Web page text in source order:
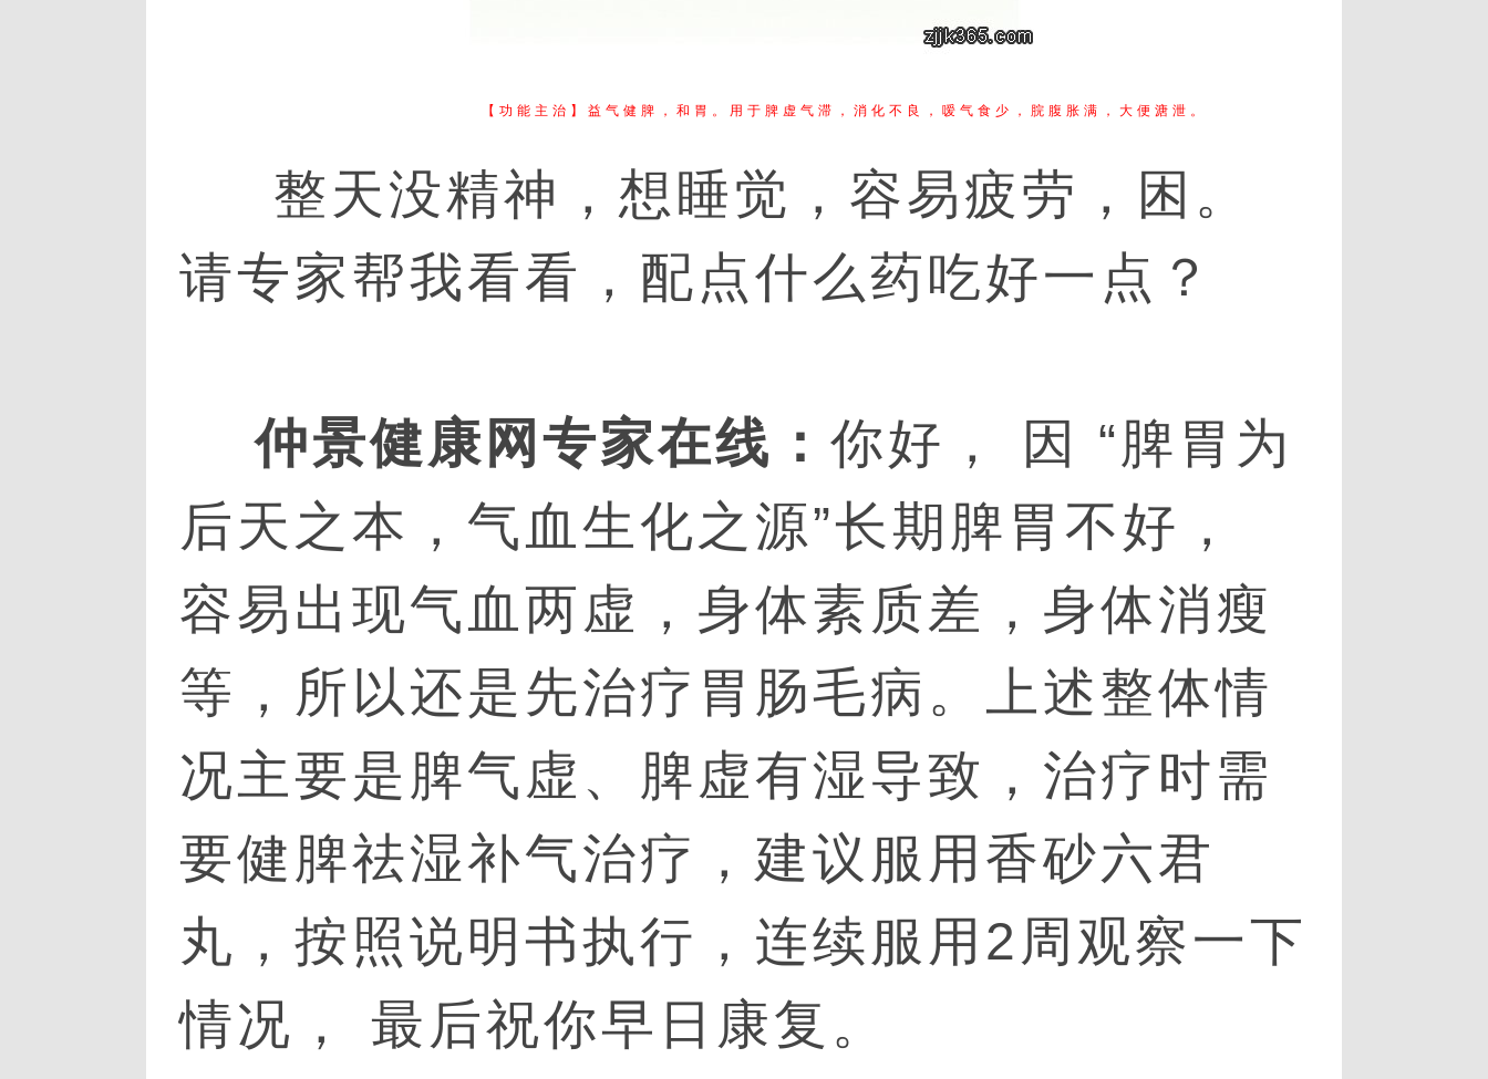
【功能主治】益气健脾，和胃。用于脾虚气滞，消化不良，嗳气食少，脘腹胀满，大便溏泄。
整天没精神，想睡觉，容易疲劳，困。
请专家帮我看看，配点什么药吃好一点？
仲景健康网专家在线： 你好， 因 “脾胃为
后天之本，气血生化之源”长期脾胃不好，
容易出现气血两虚，身体素质差，身体消瘦
等，所以还是先治疗胃肠毛病。上述整体情
况主要是脾气虚、脾虚有湿导致，治疗时需
要健脾祛湿补气治疗，建议服用香砂六君
丸，按照说明书执行，连续服用2周观察一下
情况， 最后祝你早日康复。